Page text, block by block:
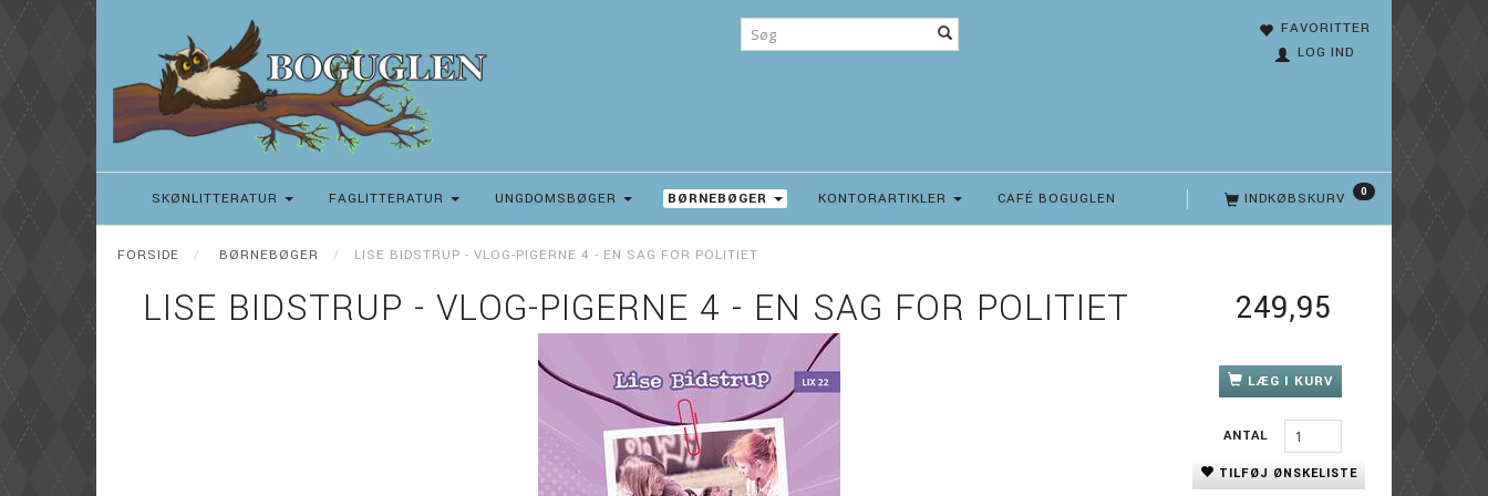
FAVORITTER
LOG IND
INDKØBSKURV 0
SKØNLITTERATUR FAGLITTERATUR UNGDOMSBØGER BØRNEBØGER KONTORARTIKLER CAFÉ BOGUGLEN
FORSIDE BØRNEBØGER LISE BIDSTRUP - VLOG-PIGERNE 4 - EN SAG FOR POLITIET
LISE BIDSTRUP - VLOG-PIGERNE 4 - EN SAG FOR POLITIET 249,95
LÆG I KURV
ANTAL
TILFØJ ØNSKELISTE